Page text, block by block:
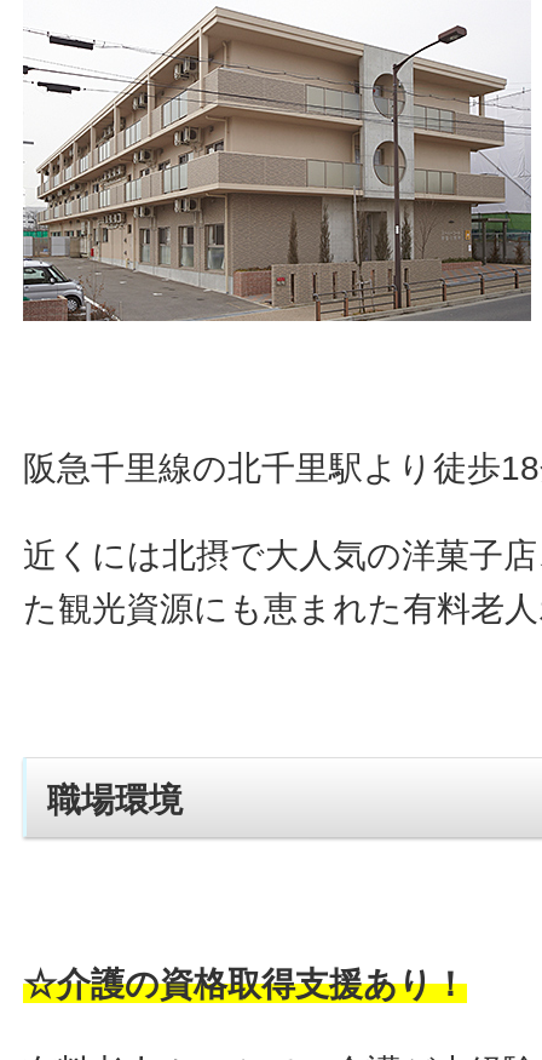
阪急千里線の北千里駅より徒歩
近くには北摂で大人気の洋菓子
た観光資源にも恵まれた有料老
職場環境
☆介護の資格取得支援あり！